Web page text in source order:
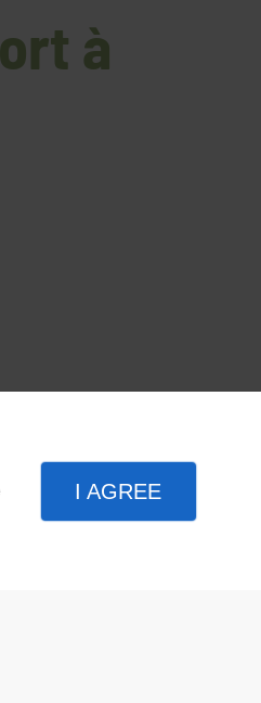
à
I AGREE